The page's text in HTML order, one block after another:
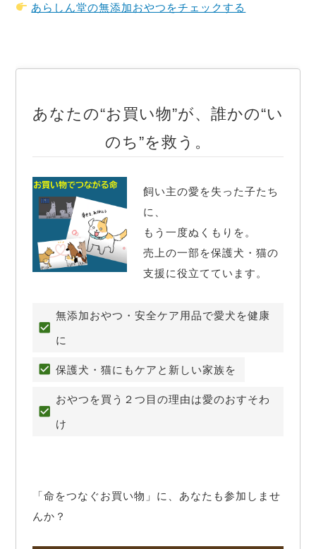
あらしん堂の無添加おやつをチェックする
あなたの“お買い物”が、誰かの“い
のち”を救う。
飼い主の愛を失った子たち
に、
もう一度ぬくもりを。
売上の一部を保護犬・猫の
支援に役立てています。
無添加おやつ・安全ケア用品で愛犬を健康
に
保護犬・猫にもケアと新しい家族を
おやつを買う２つ目の理由は愛のおすそわ
け
「命をつなぐお買い物」に、あなたも参加しませ
んか？